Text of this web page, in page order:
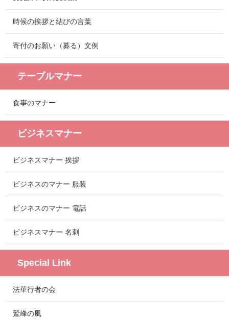
時候の挨拶と結びの言葉
寄付のお願い（募る）文例
テーブルマナー
食事のマナー
ビジネスマナー
ビジネスマナー 挨拶
ビジネスのマナー 服装
ビジネスのマナー 電話
ビジネスマナー 名刺
Special Link
法華行者の会
鷲峰の風